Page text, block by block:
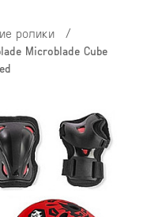
ролики /
Microblade Cube